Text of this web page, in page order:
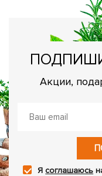
Акции,
Ясоглашаюсь